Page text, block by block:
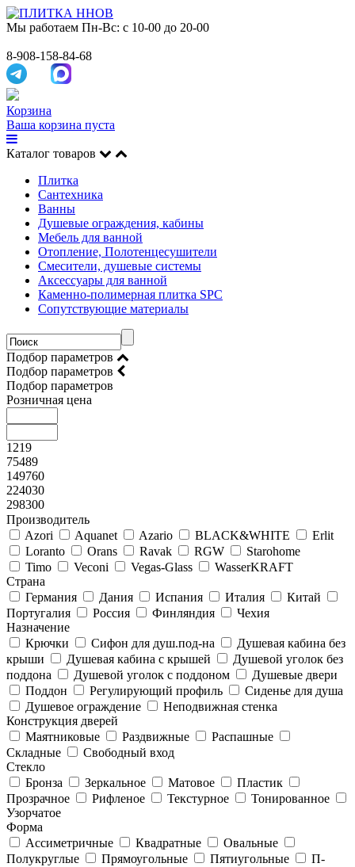
Мы работаем Пн-Вс: с 10-00 до 20-00
8-908-158-84-68
Корзина
Ваша корзина пуста
Каталог товаров
Плитка
Сантехника
Ванны
Душевые ограждения, кабины
Мебель для ванной
Отопление, Полотенцесушители
Смесители, душевые системы
Аксессуары для ванной
Каменно-полимерная плитка SPC
Сопутствующие материалы
Подбор параметров
Подбор параметров
Подбор параметров
Розничная цена
1219
75489
149760
224030
298300
Производитель
Azori
Aquanet Azario BLACK&WHITE
Erlit
Loranto
Orans Ravak RGW
Starohome
Timo
Veconi Vegas-Glass
WasserKRAFT
Страна
Германия
Дания Испания Италия
Китай
Португалия
Россия Финляндия
Чехия
Назначение
Крючки
Сифон для душ.под-на
Душевая кабина без
крыши
Душевая кабина с крышей
Душевой уголок без
поддона
Душевой уголок с поддоном
Душевые двери
Поддон
Регулирующий профиль
Сиденье для душа
Душевое ограждение
Неподвижная стенка
Конструкция дверей
Маятниковые
Раздвижные
Распашные
Складные
Свободный вход
Стекло
Бронза
Зеркальное Матовое
Пластик
Прозрачное
Рифленое Текстурное
Тонированное
Узорчатое
Форма
Ассиметричные
Квадратные
Овальные
Полукруглые
Прямоугольные Пятиугольные
П-